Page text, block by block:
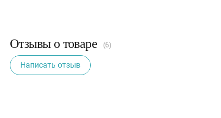
Отзывы о товаре (6)
Написать отзыв